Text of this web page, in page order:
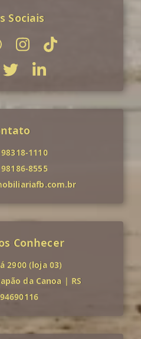
Sociais
1110
8555
Conhecer
2900 (loja 03)
da Canoa | RS